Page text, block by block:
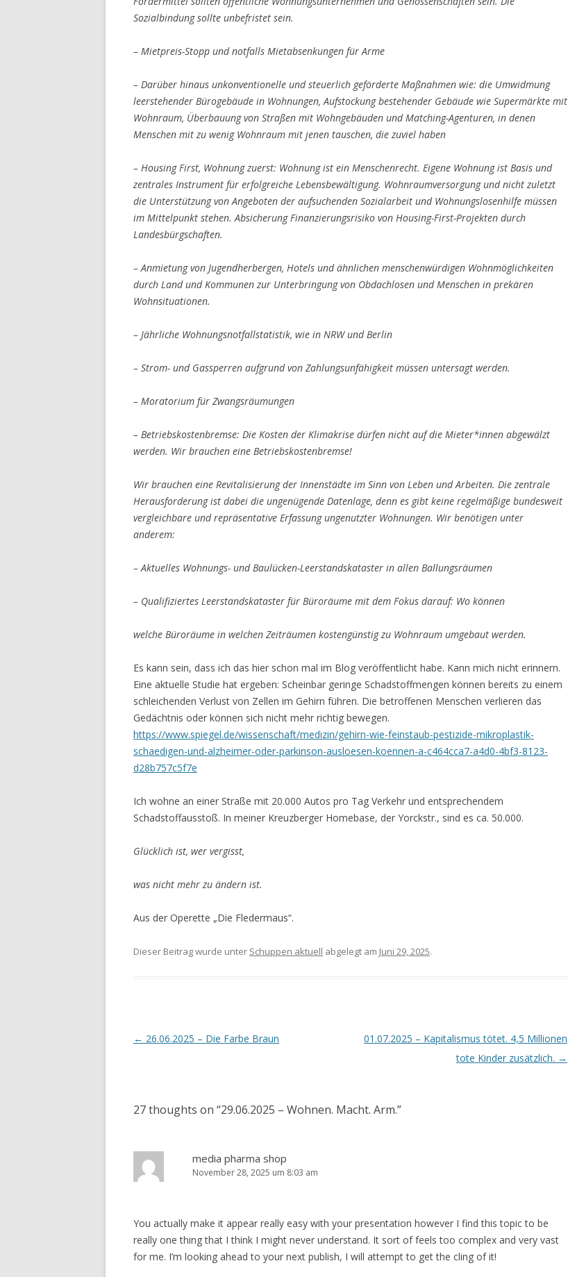
Sozialbindung sollte unbefristet sein.
– Mietpreis-Stopp und notfalls Mietabsenkungen für Arme
– Darüber hinaus unkonventionelle und steuerlich geförderte Maßnahmen wie: die Umwidmung
leerstehender Bürogebäude in Wohnungen, Aufstockung bestehender Gebäude wie Supermärkte mit
Wohnraum, Überbauung von Straßen mit Wohngebäuden und Matching-Agenturen, in denen
Menschen mit zu wenig Wohnraum mit jenen tauschen, die zuviel haben
– Housing First, Wohnung zuerst: Wohnung ist ein Menschenrecht. Eigene Wohnung ist Basis und
zentrales Instrument für erfolgreiche Lebensbewältigung. Wohnraumversorgung und nicht zuletzt
die Unterstützung von Angeboten der aufsuchenden Sozialarbeit und Wohnungslosenhilfe müssen
im Mittelpunkt stehen. Absicherung Finanzierungsrisiko von Housing-First-Projekten durch
Landesbürgschaften.
– Anmietung von Jugendherbergen, Hotels und ähnlichen menschenwürdigen Wohnmöglichkeiten
durch Land und Kommunen zur Unterbringung von Obdachlosen und Menschen in prekären
Wohnsituationen.
– Jährliche Wohnungsnotfallstatistik, wie in NRW und Berlin
– Strom- und Gassperren aufgrund von Zahlungsunfähigkeit müssen untersagt werden.
– Moratorium für Zwangsräumungen
– Betriebskostenbremse: Die Kosten der Klimakrise dürfen nicht auf die Mieter*innen abgewälzt
werden. Wir brauchen eine Betriebskostenbremse!
Wir brauchen eine Revitalisierung der Innenstädte im Sinn von Leben und Arbeiten. Die zentrale
Herausforderung ist dabei die ungenügende Datenlage, denn es gibt keine regelmäßige bundesweit
vergleichbare und repräsentative Erfassung ungenutzter Wohnungen. Wir benötigen unter
anderem:
– Aktuelles Wohnungs- und Baulücken-Leerstandskataster in allen Ballungsräumen
– Qualifiziertes Leerstandskataster für Büroräume mit dem Fokus darauf: Wo können
welche Büroräume in welchen Zeiträumen kostengünstig zu Wohnraum umgebaut werden.
Es kann sein, dass ich das hier schon mal im Blog veröffentlicht habe. Kann mich nicht erinnern.
Eine aktuelle Studie hat ergeben: Scheinbar geringe Schadstoffmengen können bereits zu einem
schleichenden Verlust von Zellen im Gehirn führen. Die betroffenen Menschen verlieren das
Gedächtnis oder können sich nicht mehr richtig bewegen.
https://www.spiegel.de/wissenschaft/medizin/gehirn-wie-feinstaub-pestizide-mikroplastik-
schaedigen-und-alzheimer-oder-parkinson-ausloesen-koennen-a-c464cca7-a4d0-4bf3-8123-
d28b757c5f7e
Ich wohne an einer Straße mit 20.000 Autos pro Tag Verkehr und entsprechendem
Schadstoffausstoß. In meiner Kreuzberger Homebase, der Yorckstr., sind es ca. 50.000.
Glücklich ist, wer vergisst,
was nicht mehr zu ändern ist.
Aus der Operette „Die Fledermaus“.
Dieser Beitrag wurde unter Schuppen aktuell abgelegt am Juni 29, 2025.
Artikel-
← 26.06.2025 – Die Farbe Braun
01.07.2025 – Kapitalismus tötet. 4,5 Millionen
tote Kinder zusätzlich. →
27 thoughts on “29.06.2025 – Wohnen. Macht. Arm.”
media pharma shop
November 28, 2025 um 8:03 am
You actually make it appear really easy with your presentation however I find this topic to be
really one thing that I think I might never understand. It sort of feels too complex and very vast
for me. I’m looking ahead to your next publish, I will attempt to get the cling of it!